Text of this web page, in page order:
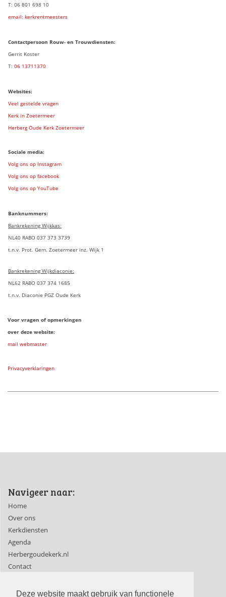
Deze website maakt gebruik van functionele
T: 06 801 698 10
email: kerkrentmeesters
Contactpersoon Rouw- en Trouwdiensten:
Gerrit Koster
T: 06 13711370
Websites:
Veel gestelde vragen
Kerk in Zoetermeer
Herberg Oude Kerk Zoetermeer
Sociale media:
Volg ons op Instagram
Volg ons op facebook
Volg ons op YouTube
Banknummers:
Bankrekening Wijkkas:
NL40 RABO 037 373 3739
t.n.v. Prot. Gem. Zoetermeer inz. Wijk 1
Bankrekening Wijkdiaconie:
NL62 RABO 037 374 1685
t.n.v. Diaconie PGZ Oude Kerk
Voor vragen of opmerkingen
over deze website:
mail webmaster
Privacyverklaringen
Navigeer naar:
Home
Over ons
Kerkdiensten
Agenda
Herbergoudekerk.nl
Contact